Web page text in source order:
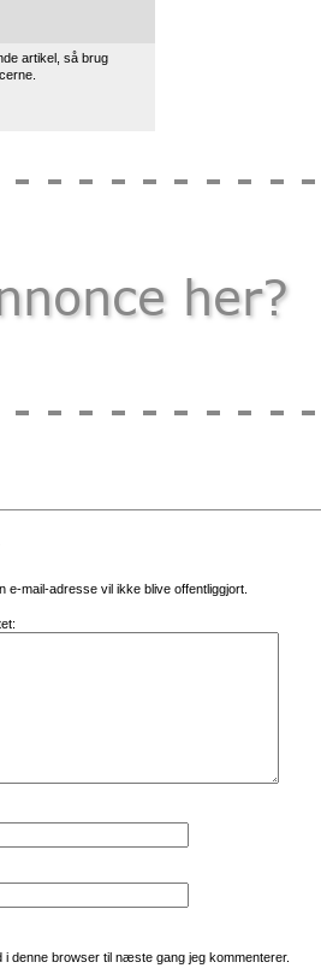
artikel, så brug
e-mail-adresse vil ikke blive offentliggjort.
i denne browser til næste gang jeg kommenterer.